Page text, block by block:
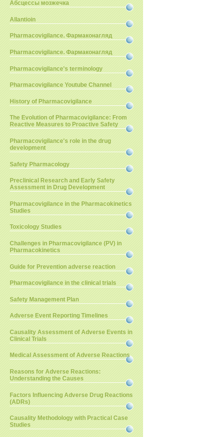
Абсцессы мозжечка
Allantioin
Pharmacovigilance. Фармаконагляд
Pharmacovigilance. Фармаконагляд
Pharmacovigilance's terminology
Pharmacovigilance Youtube Channel
History of Pharmacovigilance
The Evolution of Pharmacovigilance: From
Reactive Measures to Proactive Safety
Pharmacovigilance's role in the drug
development
Safety Pharmacology
Preclinical Research and Early Safety
Assessment in Drug Development
Pharmacovigilance in the Pharmacokinetics
Studies
Toxicology Studies
Challenges in Pharmacovigilance (PV) in
Pharmacokinetics
Guide for Prevention adverse reaction
Pharmacovigilance in the clinical trials
Safety Management Plan
Adverse Event Reporting Timelines
Causality Assessment of Adverse Events in
Clinical Trials
Medical Assessment of Adverse Reactions
Reasons for Adverse Reactions:
Understanding the Causes
Factors Influencing Adverse Drug Reactions
(ADRs)
Causality Methodology with Practical Case
Studies